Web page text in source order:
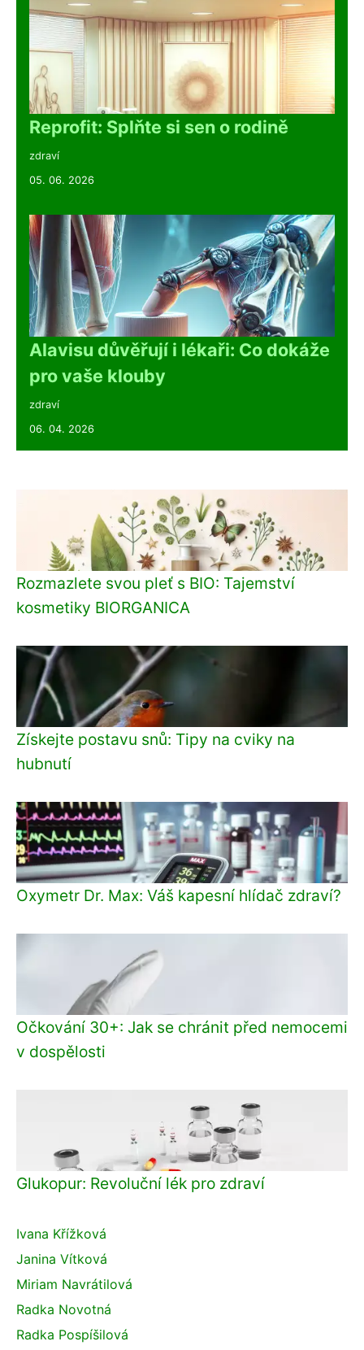
Reprofit: Splňte si sen o rodině
zdraví
05. 06. 2026
Alavisu důvěřují i lékaři: Co dokáže
pro vaše klouby
zdraví
06. 04. 2026
Rozmazlete svou pleť s BIO: Tajemství
kosmetiky BIORGANICA
Získejte postavu snů: Tipy na cviky na
hubnutí
Oxymetr Dr. Max: Váš kapesní hlídač zdraví?
Očkování 30+: Jak se chránit před nemocemi
v dospělosti
Glukopur: Revoluční lék pro zdraví
Ivana Křížková
Janina Vítková
Miriam Navrátilová
Radka Novotná
Radka Pospíšilová